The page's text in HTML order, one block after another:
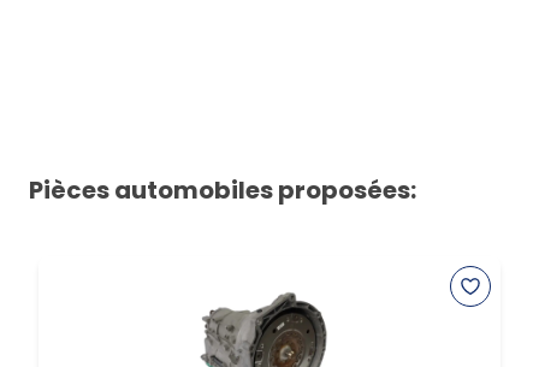
Pièces automobiles proposées: